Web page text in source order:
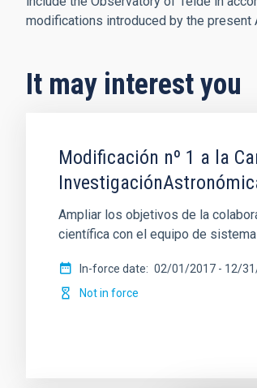
modifications introduced by the present
It may interest you
Modificación nº 1 a la
Ampliar los objetivos de la
científica con el equipo de
In-force date 02/01/2017 - 12/
Not in force